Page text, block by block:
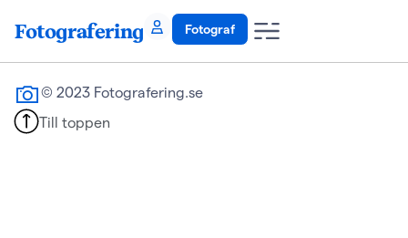
Fotografering Fotograf
© 2023 Fotografering.se
Till toppen